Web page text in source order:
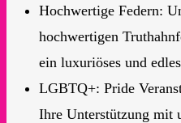
Hochwertige Federn:
hochwertigen
ein luxuriöses und
LGBTQ+: Pride
Ihre Unterstützung mit